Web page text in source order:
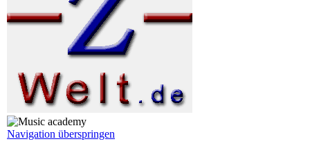
Navigation überspringen